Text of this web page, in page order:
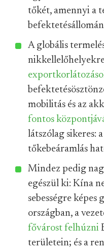
tőkét, amennyi a
A globális
mobilitás és az
fontos
látszólag sikeres:
tőkebeáramlás
Mindez pedig
egészül ki: Kína
sebességre
országban, a
fővárost felhúzni
területein; és a